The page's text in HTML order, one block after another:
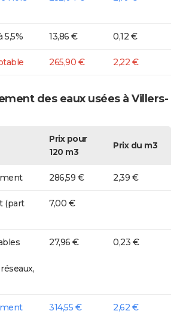
5,5% 13,86 € 0,12 €
265,90 € 2,22 €
des eaux usées à Villers-
Prix pour
120 m3
Prix du m3
286,59 € 2,39 €
(part
7,00 €
27,96 € 0,23 €
314,55 € 2,62 €